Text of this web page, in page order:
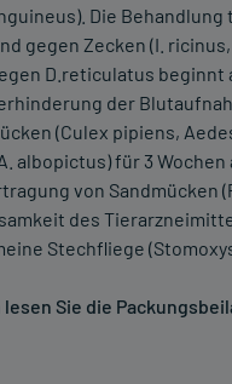
Die Behandlung
gegen Zecken (I.
D.reticulatus beginnt
der
(Culex pipiens,
albopictus) für 3
von Sandmücken
des
Stechfliege
Sie die